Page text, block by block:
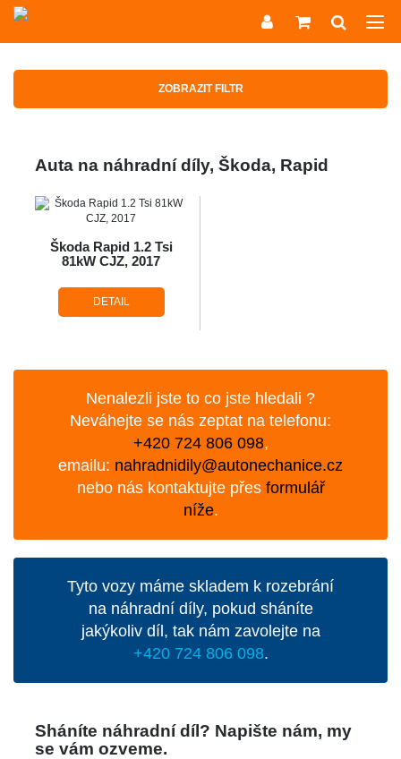
ZOBRAZIT FILTR
Auta na náhradní díly, Škoda, Rapid
Škoda Rapid 1.2 Tsi
81kW CJZ, 2017
DETAIL
Nenalezli jste to co jste hledali ?
Neváhejte se nás zeptat na telefonu:
+420 724 806 098,
emailu: nahradnidily@autonechanice.cz
nebo nás kontaktujte přes formulář
níže.
Tyto vozy máme skladem k rozebrání
na náhradní díly, pokud sháníte
jakýkoliv díl, tak nám zavolejte na
+420 724 806 098.
Sháníte náhradní díl? Napište nám, my
se vám ozveme.